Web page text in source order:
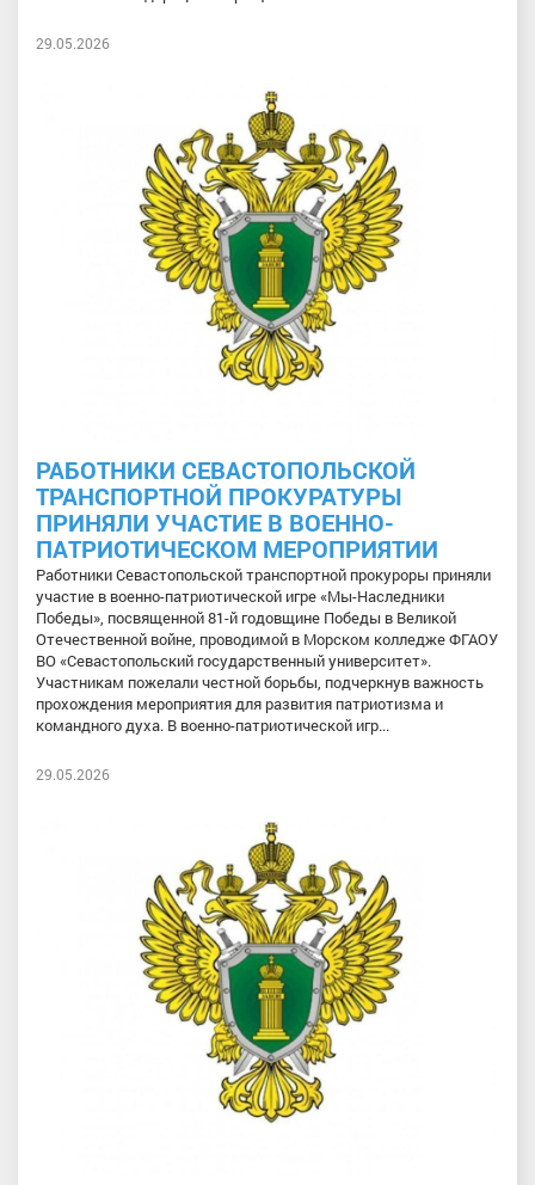
29.05.2026
РАБОТНИКИ СЕВАСТОПОЛЬСКОЙ
ТРАНСПОРТНОЙ ПРОКУРАТУРЫ
ПРИНЯЛИ УЧАСТИЕ В ВОЕННО-
ПАТРИОТИЧЕСКОМ МЕРОПРИЯТИИ
Работники Севастопольской транспортной прокуроры приняли
участие в военно-патриотической игре «Мы-Наследники
Победы», посвященной 81-й годовщине Победы в Великой
Отечественной войне, проводимой в Морском колледже ФГАОУ
ВО «Севастопольский государственный университет».
Участникам пожелали честной борьбы, подчеркнув важность
прохождения мероприятия для развития патриотизма и
командного духа. В военно-патриотической игр...
29.05.2026